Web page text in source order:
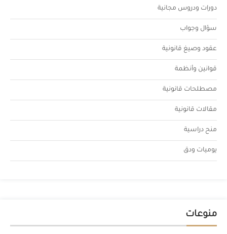
دورات ودروس مجانية
سؤال وجواب
عقود وصيغ قانونية
قوانين وأنظمة
مصطلحات قانونية
مقالات قانونية
منح دراسية
يوميات ودق
منوعات